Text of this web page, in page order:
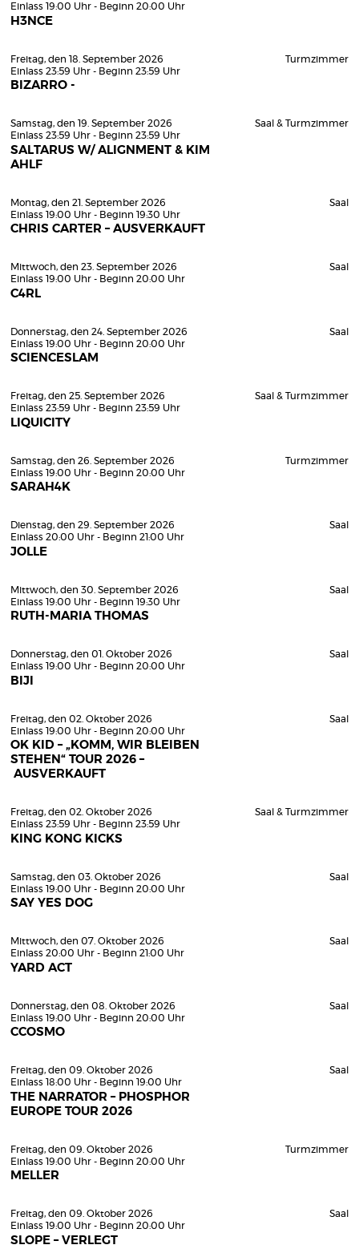
Einlass 19:00 Uhr - Beginn 20:00 Uhr
H3NCE
Freitag, den 18. September 2026
Einlass 23:59 Uhr - Beginn 23:59 Uhr
BIZARRO -
Turmzimmer
Samstag, den 19. September 2026
Einlass 23:59 Uhr - Beginn 23:59 Uhr
SALTARUS W/ ALIGNMENT & KIM
AHLF
Saal & Turmzimmer
Montag, den 21. September 2026
Einlass 19:00 Uhr - Beginn 19:30 Uhr
CHRIS CARTER – AUSVERKAUFT
Saal
Mittwoch, den 23. September 2026
Einlass 19:00 Uhr - Beginn 20:00 Uhr
C4RL
Saal
Donnerstag, den 24. September 2026
Einlass 19:00 Uhr - Beginn 20:00 Uhr
SCIENCESLAM
Saal
Freitag, den 25. September 2026
Einlass 23:59 Uhr - Beginn 23:59 Uhr
LIQUICITY
Saal & Turmzimmer
Samstag, den 26. September 2026
Einlass 19:00 Uhr - Beginn 20:00 Uhr
SARAH4K
Turmzimmer
Dienstag, den 29. September 2026
Einlass 20:00 Uhr - Beginn 21:00 Uhr
JOLLE
Saal
Mittwoch, den 30. September 2026
Einlass 19:00 Uhr - Beginn 19:30 Uhr
RUTH-MARIA THOMAS
Saal
Donnerstag, den 01. Oktober 2026
Einlass 19:00 Uhr - Beginn 20:00 Uhr
BIJI
Saal
Freitag, den 02. Oktober 2026
Einlass 19:00 Uhr - Beginn 20:00 Uhr
OK KID – „KOMM, WIR BLEIBEN
STEHEN“ TOUR 2026 –
AUSVERKAUFT
Saal
Freitag, den 02. Oktober 2026
Einlass 23:59 Uhr - Beginn 23:59 Uhr
KING KONG KICKS
Saal & Turmzimmer
Samstag, den 03. Oktober 2026
Einlass 19:00 Uhr - Beginn 20:00 Uhr
SAY YES DOG
Saal
Mittwoch, den 07. Oktober 2026
Einlass 20:00 Uhr - Beginn 21:00 Uhr
YARD ACT
Saal
Donnerstag, den 08. Oktober 2026
Einlass 19:00 Uhr - Beginn 20:00 Uhr
CCOSMO
Saal
Freitag, den 09. Oktober 2026
Einlass 18:00 Uhr - Beginn 19:00 Uhr
THE NARRATOR – PHOSPHOR
EUROPE TOUR 2026
Saal
Freitag, den 09. Oktober 2026
Einlass 19:00 Uhr - Beginn 20:00 Uhr
MELLER
Turmzimmer
Freitag, den 09. Oktober 2026
Einlass 19:00 Uhr - Beginn 20:00 Uhr
SLOPE – VERLEGT
Saal